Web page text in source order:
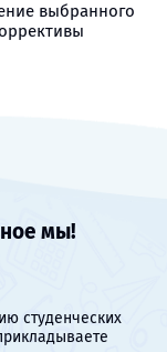
выбранного
мы!
студенческих